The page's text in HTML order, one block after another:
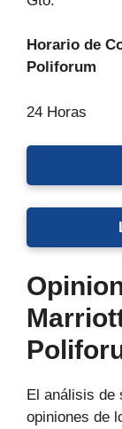
Horario de
Poliforum
24 Horas
El análisis de
opiniones de